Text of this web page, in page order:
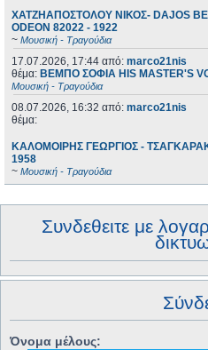
ΧΑΤΖΗΑΠΟΣΤΟΛΟΥ ΝΙΚΟΣ- DAJOS
ODEON 82022 - 1922
~ Μουσική - Τραγούδια
17.07.2026, 17:44 από: marco21nis
θέμα: ΒΕΜΠΟ ΣΟΦΙΑ HIS MASTER'S
Μουσική - Τραγούδια
08.07.2026, 16:32 από: marco21nis
θέμα:
ΚΑΛΟΜΟΙΡΗΣ ΓΕΩΡΓΙΟΣ -
1958
~ Μουσική - Τραγούδια
Συνδεθειτε με
Όνομα μέλους: